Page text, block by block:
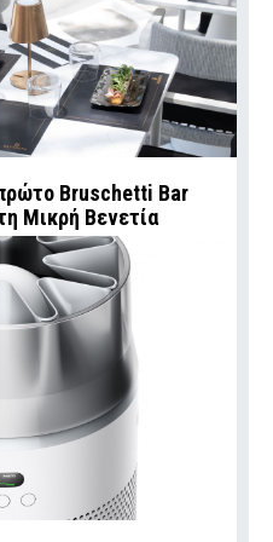
Bruschetti Bar
Μικρή Βενετία